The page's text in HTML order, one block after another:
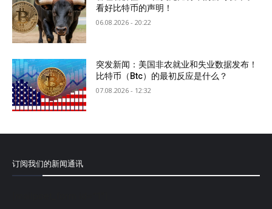
看好比特币的声明！
06.08.2026 - 20:22
突发新闻：美国非农就业和失业数据发布！
比特币（Btc）的最初反应是什么？
07.08.2026 - 12:32
订阅我们的新闻通讯